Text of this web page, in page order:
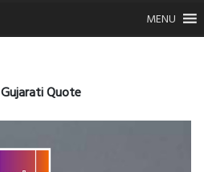
MENU
Gujarati Quote